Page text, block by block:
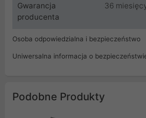
Gwarancja
producenta
36
Osoba odpowiedzialna i bezpieczeństwo
Uniwersalna informacja o
Podobne Produkty